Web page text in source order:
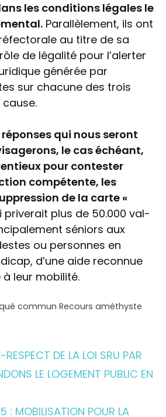
les conditions légales le
Parallèlement, ils ont
au titre de sa
de légalité pour l’alerter
générée par
sur chacune des trois
qui nous seront
le cas échéant,
pour contester
compétente, les
de la carte «
priverait plus de 50.000 val-
séniors aux
ou personnes en
d’une aide reconnue
leur mobilité.
commun Recours améthyste
DE LA LOI SRU PAR
LE LOGEMENT PUBLIC EN
: MOBILISATION POUR LA